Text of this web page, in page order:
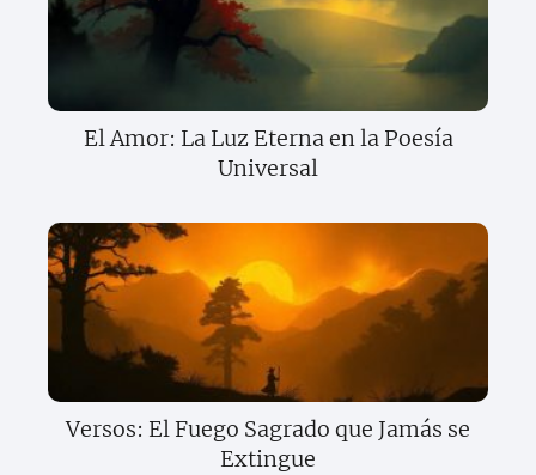
El Amor: La Luz Eterna en la Poesía
Universal
Versos: El Fuego Sagrado que Jamás se
Extingue